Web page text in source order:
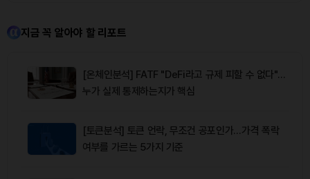
지금 꼭 알아야 할 리포트
[온체인분석] FATF "DeFi라고 규제 피할 수 없다"…
누가 실제 통제하는지가 핵심
[토큰분석] 토큰 언락, 무조건 공포인가…가격 폭락
여부를 가르는 5가지 기준